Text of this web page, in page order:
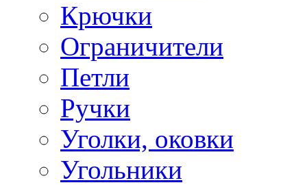
Крючки
Ограничители
Петли
Ручки
Уголки, оковки
Угольники